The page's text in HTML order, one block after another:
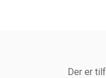
Der er